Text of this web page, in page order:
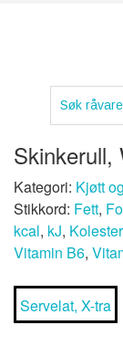
Skinkerull,
Kategori: Kjøtt
Stikkord: Fett,
kcal, kJ,
Vitamin B6,
Servelat, X-tra